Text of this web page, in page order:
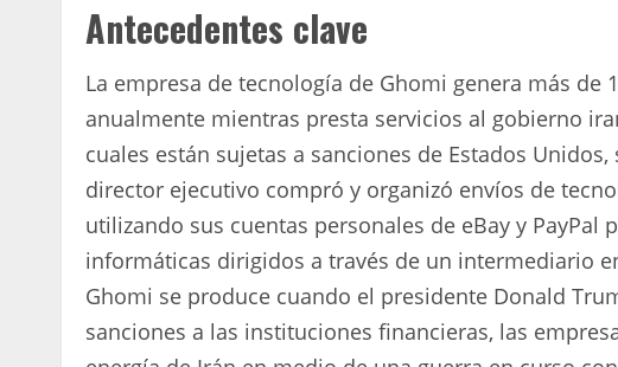
Antecedentes clave
La empresa de tecnología de Ghomi genera más de
anualmente mientras presta servicios al gobierno
cuales están sujetas a sanciones de Estados
director ejecutivo compró y organizó envíos de
utilizando sus cuentas personales de eBay y PayPal
informáticas dirigidos a través de un intermediario
Ghomi se produce cuando el presidente Donald
sanciones a las instituciones financieras, las